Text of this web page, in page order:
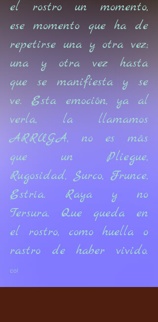
el rostro un momento,
ese momento que ha de
repetirse una y otra vez;
una y otra vez hasta
que se manifiesta y se
ve. Esta emoción, ya al
verla, la llamamos
ARRUGA, no es más
que un Pliegue,
Rugosidad, Surco, Frunce,
Estría. Raya y no
Tersura. Que queda en
el rostro, como huella o
rastro de haber vivido.
col